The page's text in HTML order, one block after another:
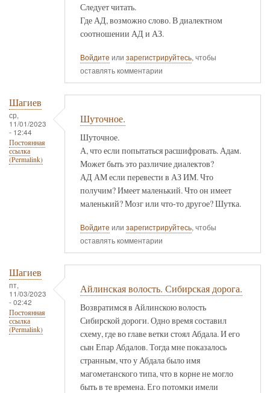
Следует читать.
Где АД, возможно слово. В диалектном
соотношении АД и АЗ.
Войдите или зарегистрируйтесь, чтобы
оставлять комментарии
Шагиев
ср,
11/01/2023
- 12:44
Постоянная
ссылка
(Permalink)
Шуточное.
Шуточное.
А, что если попытаться расшифровать. Адам.
Может быть это различие диалектов?
АД АМ если перевести в АЗ ИМ. Что
получим? Имеет маленький. Что он имеет
маленький? Мозг или что-то другое? Шутка.
Войдите или зарегистрируйтесь, чтобы
оставлять комментарии
Шагиев
пт,
11/03/2023
- 02:42
Постоянная
ссылка
(Permalink)
Айлинская волость. Сибирская дорога.
Возвратимся в Айлинскою волость
Сибирской дороги. Одно время составил
схему, где во главе ветки стоял Абдала. И его
сын Епар Абдалов. Тогда мне показалось
странным, что у Абдала было имя
магометанского типа, что в корне не могло
быть в те времена. Его потомки имели